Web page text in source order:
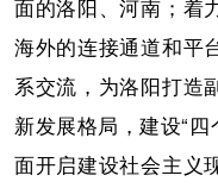
面的洛阳、河南；着
海外的连接通道和平
系交流，为洛阳打造
新发展格局，建设“四
面开启建设社会主义